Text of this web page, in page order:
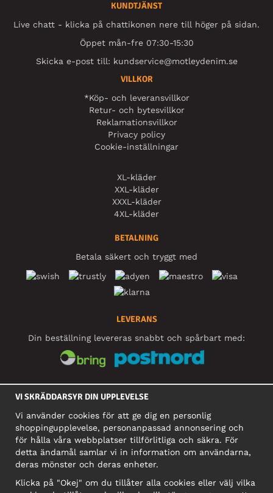
KUNDTJÄNST
Live chatt - klicka på chattikonen nere till höger på sidan.
Öppet mån-fre 07:30-15:30
Skicka e-post till: kundservice@motleydenim.se
VILLKOR
*Köp- och leveransvillkor
Retur- och bytesvillkor
Reklamationsvillkor
Privacy policy
Cookie-inställningar
XL-kläder
XXL-kläder
XXXL-kläder
4XL-kläder
BETALNING
Betala säkert och tryggt med
LEVERANS
Din beställning levereras snabbt och spårbart med:
SOCIALA MEDIER
FÖRETAG
Motley Denim Europe OÜ
Narva mnt 5, EE-10117 Tallinn
Org: 12356245, Momsnummer: SE502090048501
VI SKRÄDDARSYR DIN UPPLEVELSE
Vi använder cookies för att ge dig en personlig
shoppingupplevelse, personanpassad annonsering och
för hålla våra webbplatser tillförlitliga och säkra. För
detta ändamål samlar vi in information om användarna,
deras mönster och deras enheter.
Klicka på "Okej" om du tillåter alla cookies eller välj vilka